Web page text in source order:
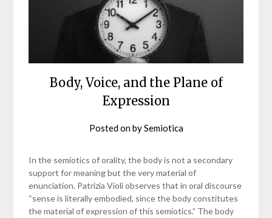
Body, Voice, and the Plane of
Expression
Posted onbySemiotica
In the semiotics of orality, the body is not a secondary
support for meaning but the very material of
enunciation. Patrizia Violi observes that in oral discourse
“sense is literally embodied, since the body constitutes
the material of expression of this semiotics.” The body